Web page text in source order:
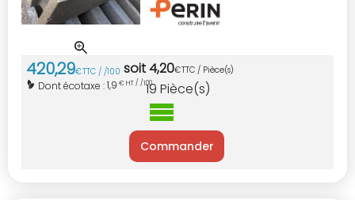
420,29€TTC / /100 soit4,20€TTC / Pièce(s)
Dont écotaxe :1,9 € HT / /10019 Pièce(s)
Commander